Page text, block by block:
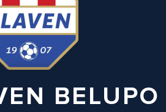
BELUPO